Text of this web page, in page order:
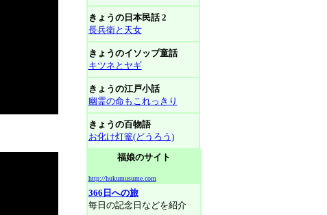
きょうの日本民話 2
長兵衛と天女
きょうのイソップ童話
キツネとヤギ
きょうの江戸小話
幽霊の命もこれっきり
きょうの百物語
お化け灯篭(どうろう)
福娘のサイト
http://hukumusume.com
366日への旅
毎日の記念日などを紹介